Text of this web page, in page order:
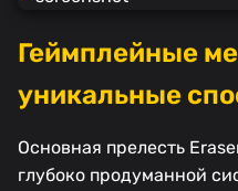
Геймплейные
уникальные
Основная прелесть
глубоко продуманной